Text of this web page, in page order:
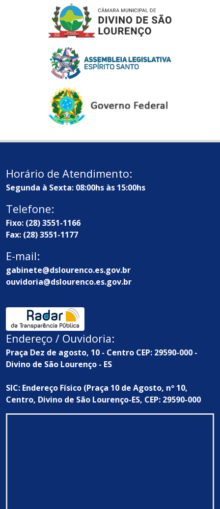
Horário de Atendimento:
Segunda à Sexta: 08:00hs às 15:00hs
Telefone:
Fixo: (28) 3551-1166
Fax: (28) 3551-1177
E-mail:
gabinete@dslourenco.es.gov.br
ouvidoria@dslourenco.es.gov.br
Endereço / Ouvidoria:
Praça Dez de agosto, 10 - Centro CEP: 29590-000 -
Divino de São Lourenço - ES
SIC: Endereço Físico (Praça 10 de Agosto, nº 10,
Centro, Divino de São Lourenço-ES, CEP: 29590-000